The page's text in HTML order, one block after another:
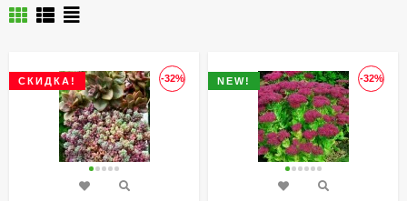
-32%
СКИДКА! -32%
NEW!